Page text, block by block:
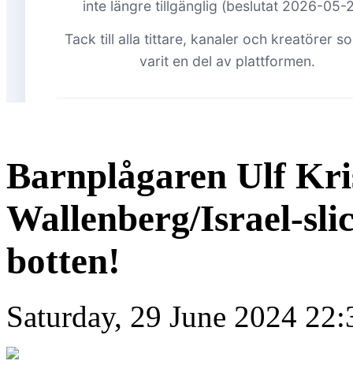
Barnplågaren Ulf
Wallenberg/Israel-
botten!
Saturday, 29 June 2024